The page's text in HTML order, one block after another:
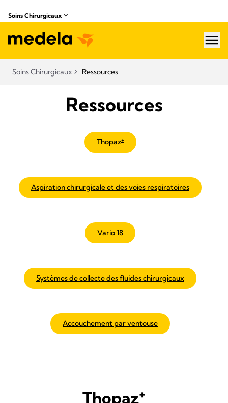
Soins Chirurgicaux
Soins Chirurgicaux Ressources
Ressources
Thopaz+
Aspiration chirurgicale et des voies respiratoires
Vario 18
Systèmes de collecte des fluides chirurgicaux
Accouchement par ventouse
Thopaz+